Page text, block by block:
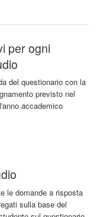
per ogni
del questionario con la
previsto nel
accademico
le domande a risposta
sulla base del